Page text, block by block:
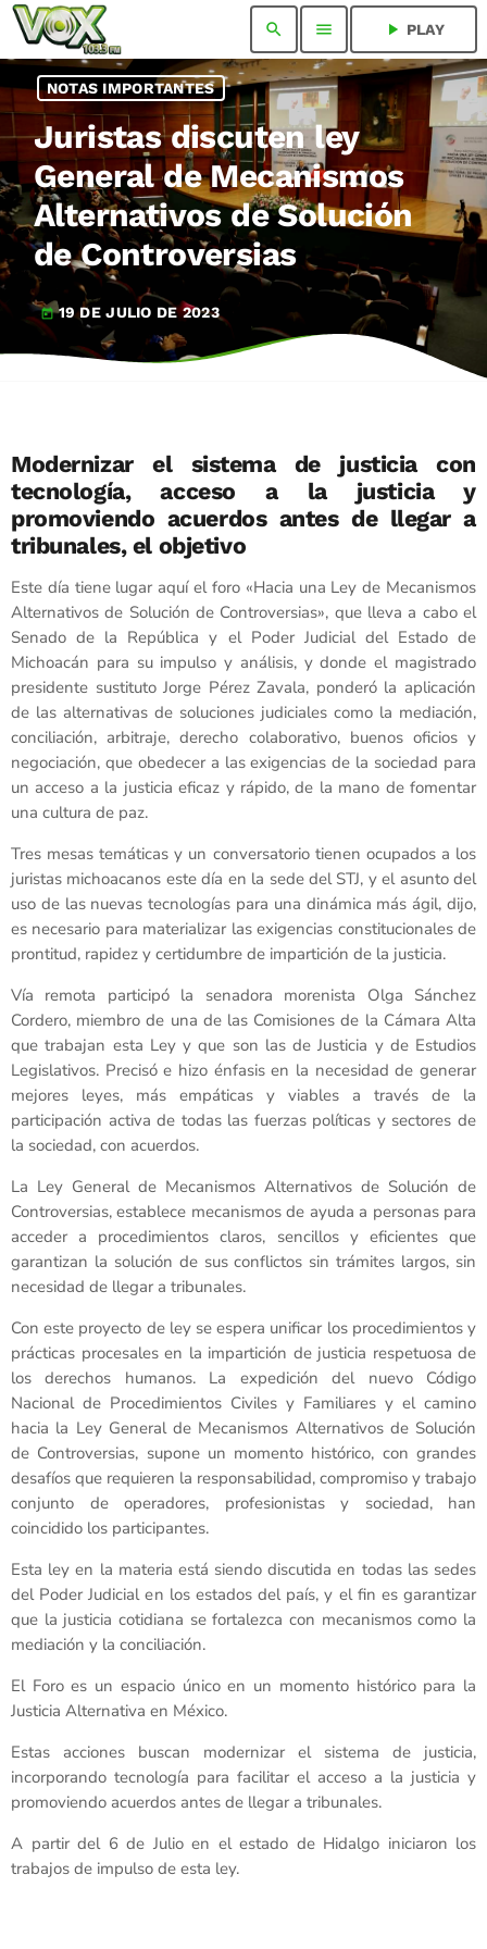
search menu play_arrow PLAY
NOTAS IMPORTANTES
Juristas discuten ley
General de Mecanismos
Alternativos de Solución
de Controversias
today 19 DE JULIO DE 2023
Modernizar el sistema de justicia con
tecnología, acceso a la justicia y
promoviendo acuerdos antes de llegar a
tribunales, el objetivo
Este día tiene lugar aquí el foro «Hacia una Ley de Mecanismos
Alternativos de Solución de Controversias», que lleva a cabo el
Senado de la República y el Poder Judicial del Estado de
Michoacán para su impulso y análisis, y donde el magistrado
presidente sustituto Jorge Pérez Zavala, ponderó la aplicación
de las alternativas de soluciones judiciales como la mediación,
conciliación, arbitraje, derecho colaborativo, buenos oficios y
negociación, que obedecer a las exigencias de la sociedad para
un acceso a la justicia eficaz y rápido, de la mano de fomentar
una cultura de paz.
Tres mesas temáticas y un conversatorio tienen ocupados a los
juristas michoacanos este día en la sede del STJ, y el asunto del
uso de las nuevas tecnologías para una dinámica más ágil, dijo,
es necesario para materializar las exigencias constitucionales de
prontitud, rapidez y certidumbre de impartición de la justicia.
Vía remota participó la senadora morenista Olga Sánchez
Cordero, miembro de una de las Comisiones de la Cámara Alta
que trabajan esta Ley y que son las de Justicia y de Estudios
Legislativos. Precisó e hizo énfasis en la necesidad de generar
mejores leyes, más empáticas y viables a través de la
participación activa de todas las fuerzas políticas y sectores de
la sociedad, con acuerdos.
La Ley General de Mecanismos Alternativos de Solución de
Controversias, establece mecanismos de ayuda a personas para
acceder a procedimientos claros, sencillos y eficientes que
garantizan la solución de sus conflictos sin trámites largos, sin
necesidad de llegar a tribunales.
Con este proyecto de ley se espera unificar los procedimientos y
prácticas procesales en la impartición de justicia respetuosa de
los derechos humanos. La expedición del nuevo Código
Nacional de Procedimientos Civiles y Familiares y el camino
hacia la Ley General de Mecanismos Alternativos de Solución
de Controversias, supone un momento histórico, con grandes
desafíos que requieren la responsabilidad, compromiso y trabajo
conjunto de operadores, profesionistas y sociedad, han
coincidido los participantes.
Esta ley en la materia está siendo discutida en todas las sedes
del Poder Judicial en los estados del país, y el fin es garantizar
que la justicia cotidiana se fortalezca con mecanismos como la
mediación y la conciliación.
El Foro es un espacio único en un momento histórico para la
Justicia Alternativa en México.
Estas acciones buscan modernizar el sistema de justicia,
incorporando tecnología para facilitar el acceso a la justicia y
promoviendo acuerdos antes de llegar a tribunales.
A partir del 6 de Julio en el estado de Hidalgo iniciaron los
trabajos de impulso de esta ley.